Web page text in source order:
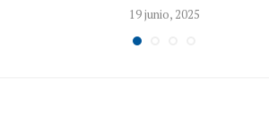
19 junio, 2025